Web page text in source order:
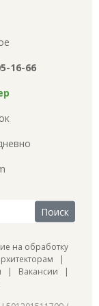
16-66
на обработку
|
| Вакансии |